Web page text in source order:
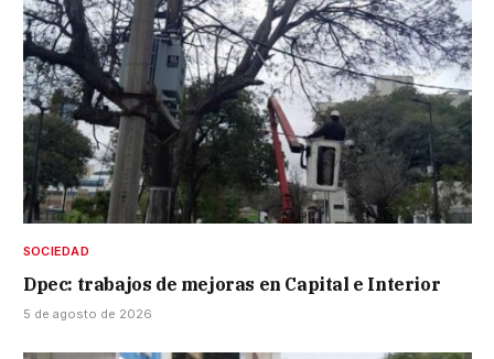
SOCIEDAD
Dpec: trabajos de mejoras en Capital e Interior
5 de agosto de 2026